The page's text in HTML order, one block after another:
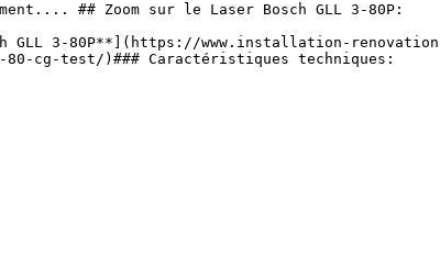
## Zoom sur le Laser Bosch GLL 3-80P:
GLL 3-80P**](https://www.installation-
cg-test/)### Caractéristiques techniques: